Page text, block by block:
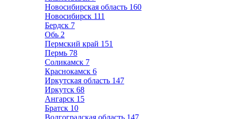
Новосибирская область 160
Новосибирск 111
Бердск 7
Обь 2
Пермский край 151
Пермь 78
Соликамск 7
Краснокамск 6
Иркутская область 147
Иркутск 68
Ангарск 15
Братск 10
Волгоградская область 147